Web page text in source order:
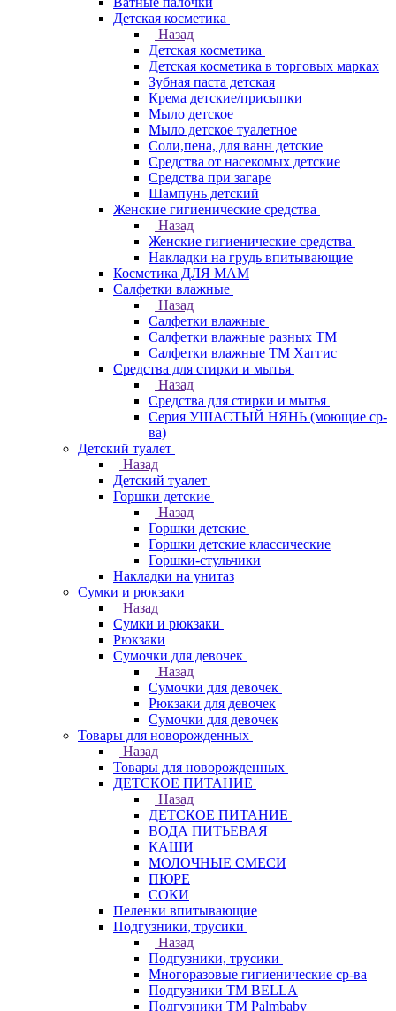
Детская косметика
Назад
Детская косметика
Детская косметика в торговых марках
Зубная паста детская
Крема детские/присыпки
Мыло детское
Мыло детское туалетное
Соли,пена, для ванн детские
Средства от насекомых детские
Средства при загаре
Шампунь детский
Женские гигиенические средства
Назад
Женские гигиенические средства
Накладки на грудь впитывающие
Косметика ДЛЯ МАМ
Салфетки влажные
Назад
Салфетки влажные
Салфетки влажные разных ТМ
Салфетки влажные ТМ Хаггис
Средства для стирки и мытья
Назад
Средства для стирки и мытья
Серия УШАСТЫЙ НЯНЬ (моющие ср-
ва)
Детский туалет
Назад
Детский туалет
Горшки детские
Назад
Горшки детские
Горшки детские классические
Горшки-стульчики
Накладки на унитаз
Сумки и рюкзаки
Назад
Сумки и рюкзаки
Рюкзаки
Сумочки для девочек
Назад
Сумочки для девочек
Рюкзаки для девочек
Сумочки для девочек
Товары для новорожденных
Назад
Товары для новорожденных
ДЕТСКОЕ ПИТАНИЕ
Назад
ДЕТСКОЕ ПИТАНИЕ
ВОДА ПИТЬЕВАЯ
КАШИ
МОЛОЧНЫЕ СМЕСИ
ПЮРЕ
СОКИ
Пеленки впитывающие
Подгузники, трусики
Назад
Подгузники, трусики
Многоразовые гигиенические ср-ва
Подгузники ТМ BELLA
Подгузники ТМ Palmbaby